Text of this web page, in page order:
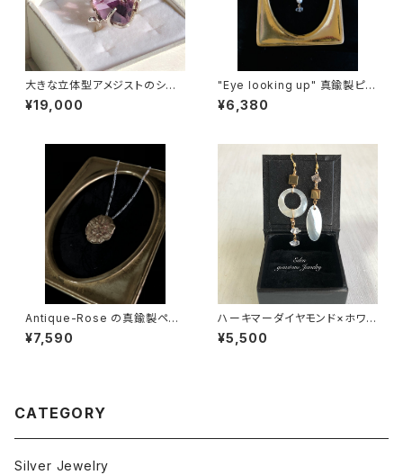
大きな立体型アメジストのシル
バーリング
¥19,000
"Eye looking up" 真鍮製ピン
バッジ（淡水パール＆ハーキマー
ダイヤモンド）
¥6,380
Antique-Rose の真鍮製ペン
ダント
¥7,590
ハーキマーダイヤモンド×ホワイ
トシェルのk14gfアシンメトリー
ピアス
¥5,500
CATEGORY
Silver Jewelry